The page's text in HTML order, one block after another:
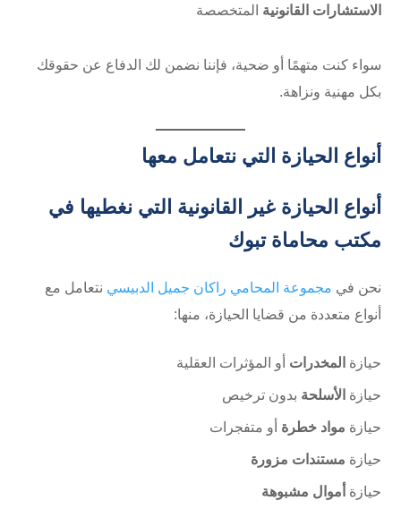
الاستشارات القانونية المتخصصة
سواء كنت متهمًا أو ضحية، فإننا نضمن لك الدفاع عن حقوقك
بكل مهنية ونزاهة.
أنواع الحيازة التي نتعامل معها
أنواع الحيازة غير القانونية التي نغطيها في
مكتب محاماة تبوك
نحن في مجموعة المحامي راكان جميل الدبيسي نتعامل مع
أنواع متعددة من قضايا الحيازة، منها:
حيازة المخدرات أو المؤثرات العقلية
حيازة الأسلحة بدون ترخيص
حيازة مواد خطرة أو متفجرات
حيازة مستندات مزورة
حيازة أموال مشبوهة